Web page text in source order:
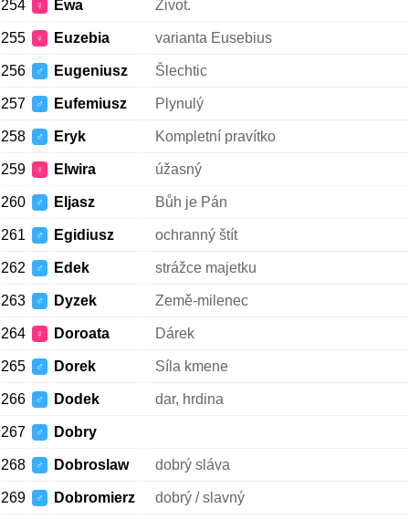
254 ♀ Ewa Život.
255 ♀ Euzebia varianta Eusebius
256 ♂ Eugeniusz Šlechtic
257 ♂ Eufemiusz Plynulý
258 ♂ Eryk Kompletní pravítko
259 ♀ Elwira úžasný
260 ♂ Eljasz Bůh je Pán
261 ♂ Egidiusz ochranný štít
262 ♂ Edek strážce majetku
263 ♂ Dyzek Země-milenec
264 ♀ Doroata Dárek
265 ♂ Dorek Síla kmene
266 ♂ Dodek dar, hrdina
267 ♂ Dobry
268 ♂ Dobroslaw dobrý sláva
269 ♂ Dobromierz dobrý / slavný